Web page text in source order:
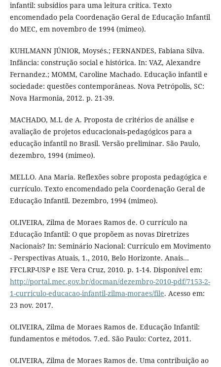
infantil: subsídios para uma leitura crítica. Texto
encomendado pela Coordenação Geral de Educação Infantil
do MEC, em novembro de 1994 (mimeo).
KUHLMANN JÚNIOR, Moysés.; FERNANDES, Fabiana Silva.
Infância: construção social e histórica. In: VAZ, Alexandre
Fernandez.; MOMM, Caroline Machado. Educação infantil e
sociedade: questões contemporâneas. Nova Petrópolis, SC:
Nova Harmonia, 2012. p. 21-39.
MACHADO, M.L de A. Proposta de critérios de análise e
avaliação de projetos educacionais-pedagógicos para a
educação infantil no Brasil. Versão preliminar. São Paulo,
dezembro, 1994 (mimeo).
MELLO. Ana Maria. Reflexões sobre proposta pedagógica e
currículo. Texto encomendado pela Coordenação Geral de
Educação Infantil. Dezembro, 1994 (mimeo).
OLIVEIRA, Zilma de Moraes Ramos de. O currículo na
Educação Infantil: O que propõem as novas Diretrizes
Nacionais? In: Seminário Nacional: Currículo em Movimento
- Perspectivas Atuais, 1., 2010, Belo Horizonte. Anais…
FFCLRP-USP e ISE Vera Cruz, 2010. p. 1-14. Disponível em:
http://portal.mec.gov.br/docman/dezembro-2010-pdf/7153-2-
1-curriculo-educacao-infantil-zilma-moraes/file. Acesso em:
23 nov. 2017.
OLIVEIRA, Zilma de Moraes Ramos de. Educação Infantil:
fundamentos e métodos. 7.ed. São Paulo: Cortez, 2011.
OLIVEIRA, Zilma de Moraes Ramos de. Uma contribuição ao